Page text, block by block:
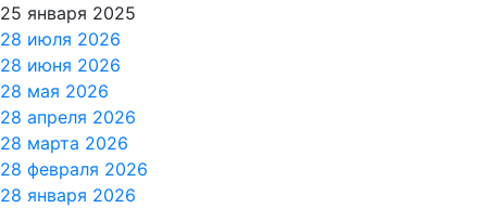
25 января 2025
28 июля 2026
28 июня 2026
28 мая 2026
28 апреля 2026
28 марта 2026
28 февраля 2026
28 января 2026